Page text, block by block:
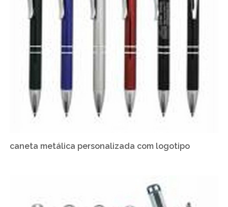
caneta metálica personalizada com logotipo